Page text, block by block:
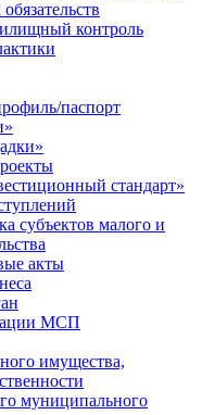
контроль
паспорт
стандарт»
субъектов малого и
акты
МСП
имущества,
муниципального